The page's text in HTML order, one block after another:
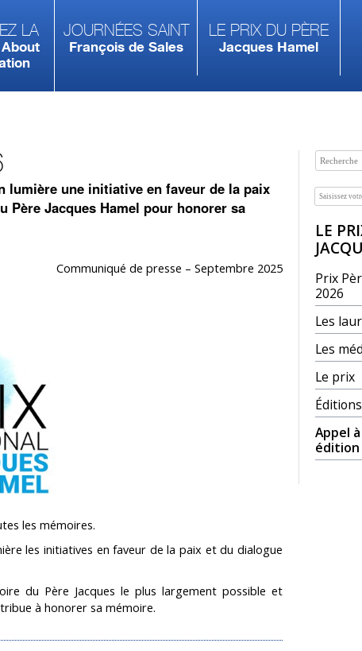
la Journées Saint
François de Sales
Le prix du Père
Jacques Hamel
LE
Prix
2026
Les
Les
Le prix
Appel
édition
lumière une initiative en faveur de la paix
Jacques Hamel pour honorer sa
Communiqué de presse – Septembre 2025
les mémoires.
les initiatives en faveur de la paix et du dialogue
du Père Jacques le plus largement possible et
à honorer sa mémoire.